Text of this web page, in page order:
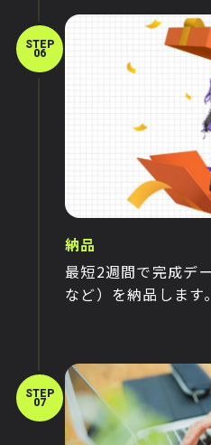
STEP
06
納品
最短2週間で完成
など）を納品します。
STEP
07